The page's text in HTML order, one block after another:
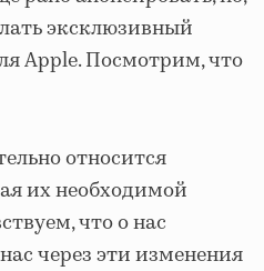
эксклюзивный
Apple. Посмотрим, что
относится
их необходимой
что о нас
через эти изменения